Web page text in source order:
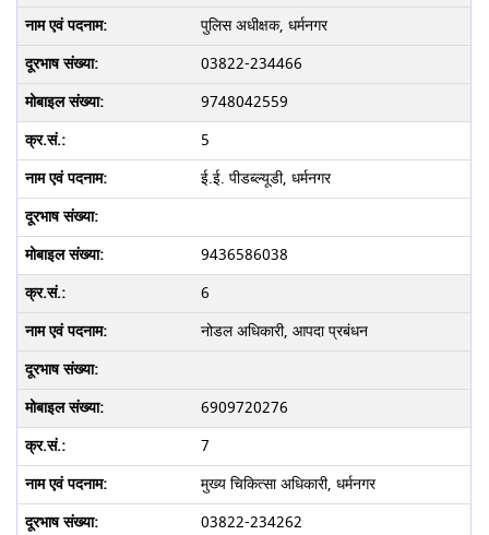
पुलिस अधीक्षक, धर्मनगर
03822-234466
9748042559
5
ई.ई. पीडब्ल्यूडी, धर्मनगर
9436586038
6
नोडल अधिकारी, आपदा प्रबंधन
6909720276
7
मुख्य चिकित्सा अधिकारी, धर्मनगर
03822-234262